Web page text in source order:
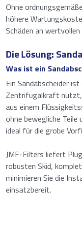
Ohne
höhere
Schäden an wertvollen
Die Lösung:
Was ist ein
Ein Sandabscheider
Zentrifugalkraft nutzt,
aus einem
ohne bewegliche
ideal für die grobe
JMF-Filters liefert
robusten Skid,
minimieren Sie die
einsatzbereit.